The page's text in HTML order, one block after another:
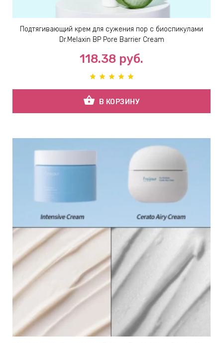
Подтягивающий крем для сужения пор с биоспикулами
Dr.Melaxin BP Pore Barrier Cream
118.38 руб.
shopping_basket В КОРЗИНУ